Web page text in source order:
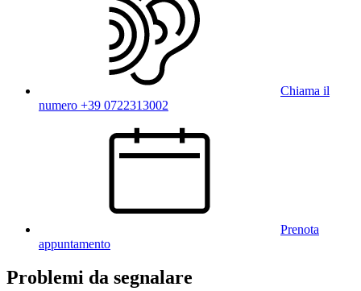
Chiama il
numero +39 0722313002
Prenota
appuntamento
Problemi da segnalare